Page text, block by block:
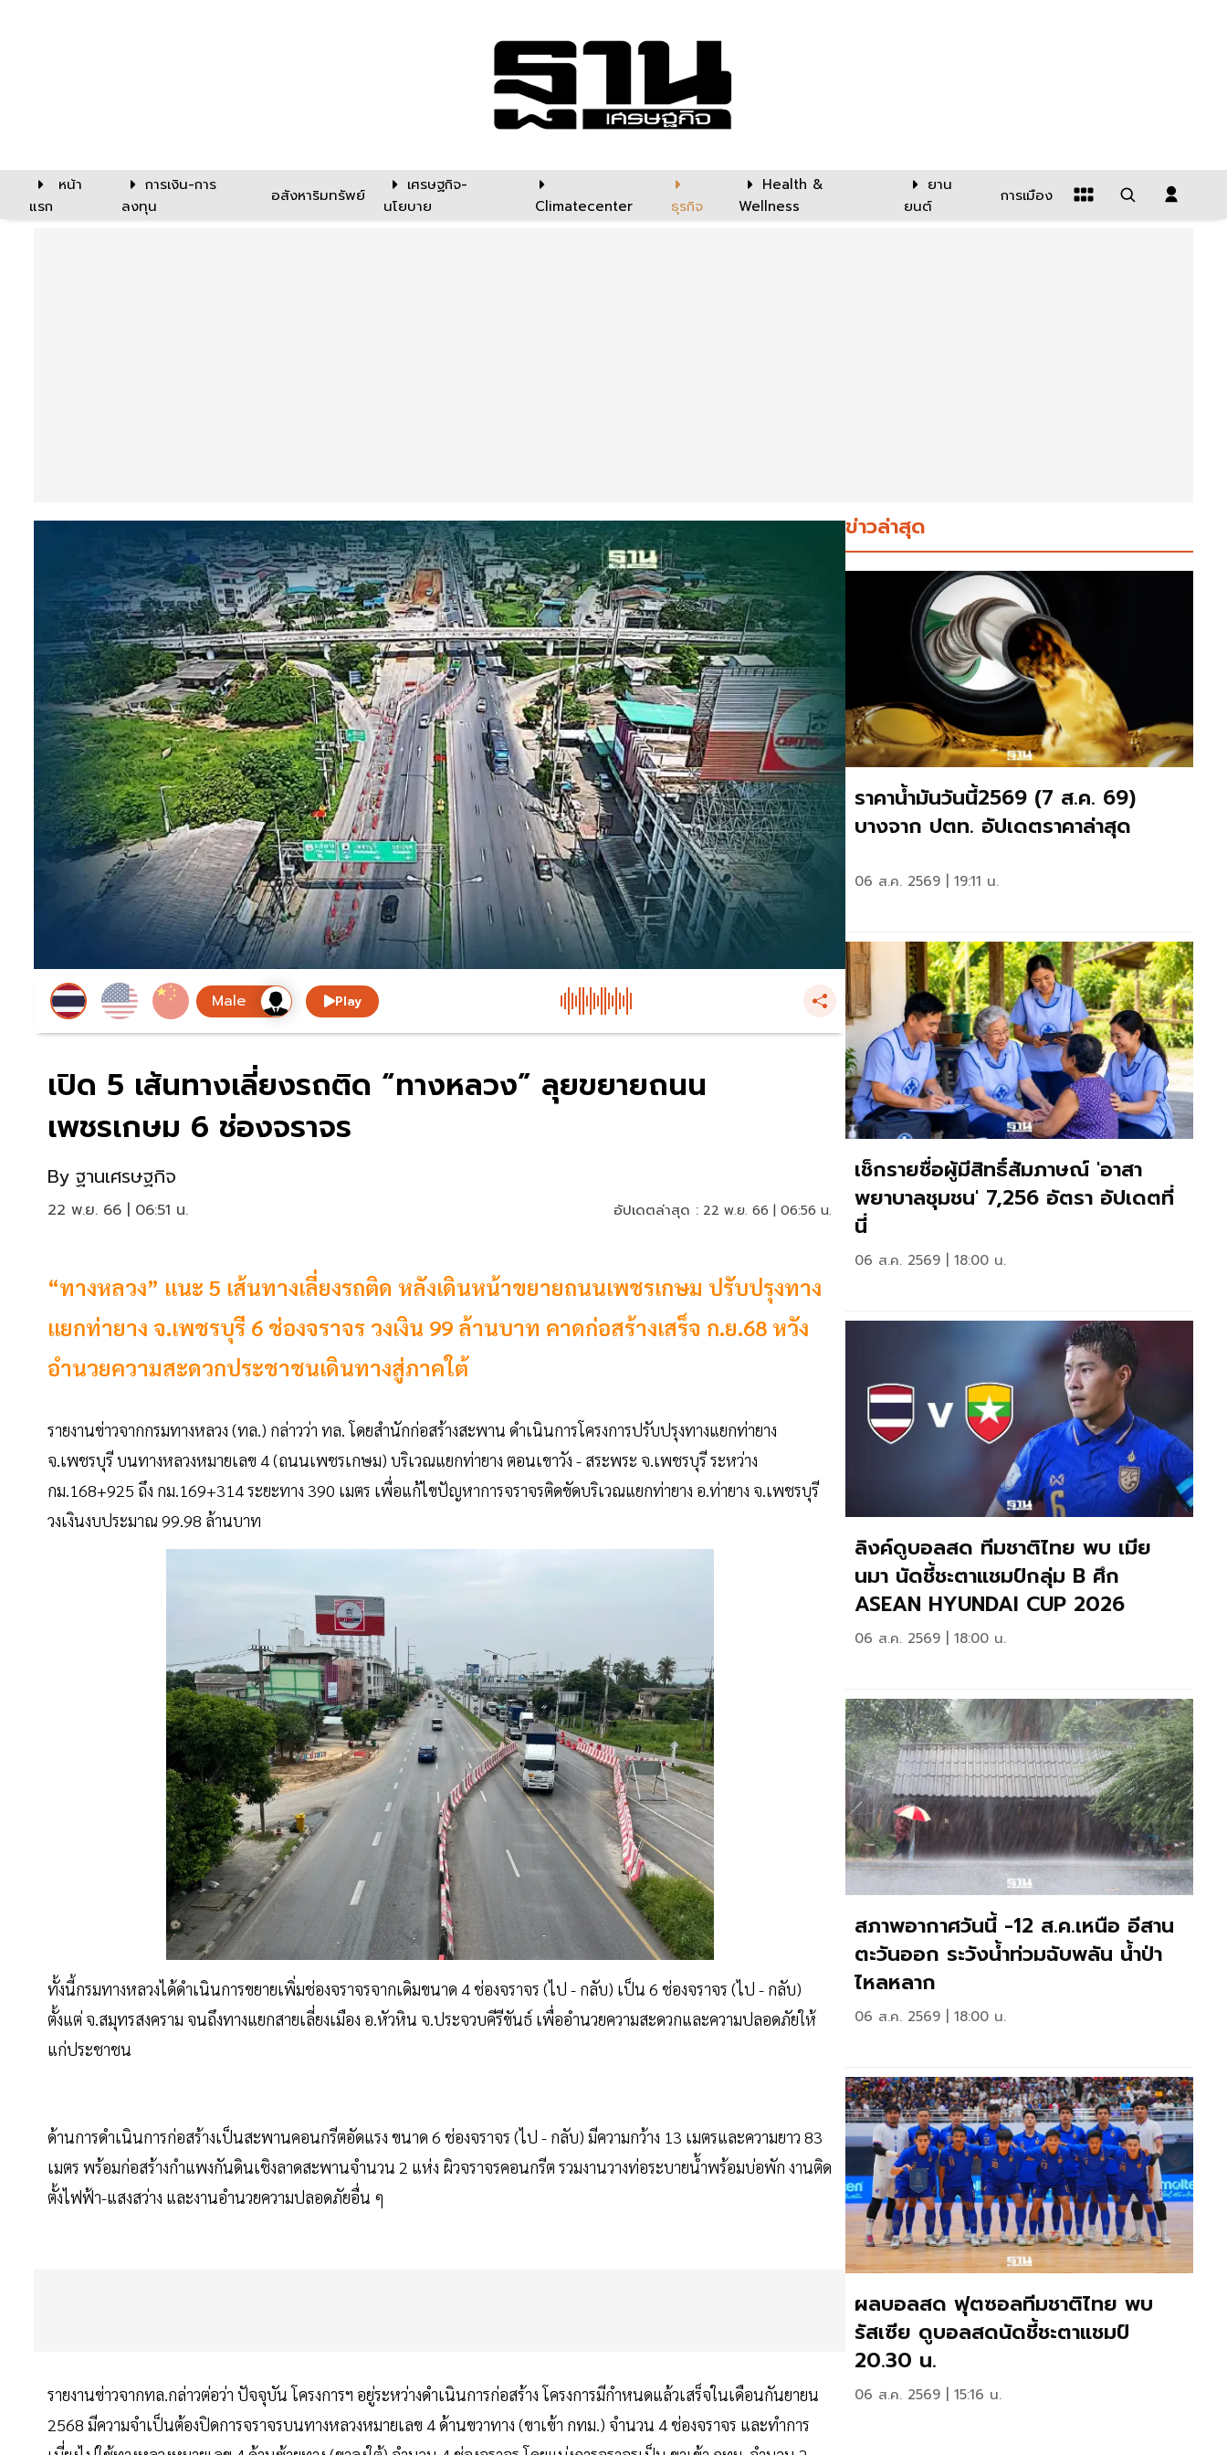
หน้า
แรก
การเงิน-การ
ลงทุน
อสังหาริมทรัพย์
เศรษฐกิจ-
นโยบาย
Climatecenter ธุรกิจ
Health &
Wellness
ยาน
ยนต์
การเมือง
Play
เปิด 5 เส้นทางเลี่ยงรถติด “ทางหลวง” ลุยขยายถนน
เพชรเกษม 6 ช่องจราจร
By ฐานเศรษฐกิจ
22 พ.ย. 66 | 06:51 น. อัปเดตล่าสุด : 22 พ.ย. 66 | 06:56 น.
“ทางหลวง” แนะ 5 เส้นทางเลี่ยงรถติด หลังเดินหน้าขยายถนนเพชรเกษม ปรับปรุงทาง
แยกท่ายาง จ.เพชรบุรี 6 ช่องจราจร วงเงิน 99 ล้านบาท คาดก่อสร้างเสร็จ ก.ย.68 หวัง
อำนวยความสะดวกประชาชนเดินทางสู่ภาคใต้
รายงานข่าวจากกรมทางหลวง (ทล.) กล่าวว่า ทล. โดยสำนักก่อสร้างสะพาน ดำเนินการโครงการปรับปรุงทางแยกท่ายาง
จ.เพชรบุรี บนทางหลวงหมายเลข 4 (ถนนเพชรเกษม) บริเวณแยกท่ายาง ตอนเขาวัง - สระพระ จ.เพชรบุรี ระหว่าง
กม.168+925 ถึง กม.169+314 ระยะทาง 390 เมตร เพื่อแก้ไขปัญหาการจราจรติดขัดบริเวณแยกท่ายาง อ.ท่ายาง จ.เพชรบุรี
วงเงินงบประมาณ 99.98 ล้านบาท
ทั้งนี้กรมทางหลวงได้ดำเนินการขยายเพิ่มช่องจราจรจากเดิมขนาด 4 ช่องจราจร (ไป - กลับ) เป็น 6 ช่องจราจร (ไป - กลับ)
ตั้งแต่ จ.สมุทรสงคราม จนถึงทางแยกสายเลี่ยงเมือง อ.หัวหิน จ.ประจวบคีรีขันธ์ เพื่ออำนวยความสะดวกและความปลอดภัยให้
แก่ประชาชน
ด้านการดำเนินการก่อสร้างเป็นสะพานคอนกรีตอัดแรง ขนาด 6 ช่องจราจร (ไป - กลับ) มีความกว้าง 13 เมตรและความยาว 83
เมตร พร้อมก่อสร้างกำแพงกันดินเชิงลาดสะพานจำนวน 2 แห่ง ผิวจราจรคอนกรีต รวมงานวางท่อระบายน้ำพร้อมบ่อพัก งานติด
ตั้งไฟฟ้า-แสงสว่าง และงานอำนวยความปลอดภัยอื่น ๆ
รายงานข่าวจากทล.กล่าวต่อว่า ปัจจุบัน โครงการฯ อยู่ระหว่างดำเนินการก่อสร้าง โครงการมีกำหนดแล้วเสร็จในเดือนกันยายน
2568 มีความจำเป็นต้องปิดการจราจรบนทางหลวงหมายเลข 4 ด้านขวาทาง (ขาเข้า กทม.) จำนวน 4 ช่องจราจร และทำการ
ข่าวล่าสุด
ราคาน้ำมันวันนี้2569 (7 ส.ค. 69)
บางจาก ปตท. อัปเดตราคาล่าสุด
06 ส.ค. 2569 | 19:11 น.
เช็กรายชื่อผู้มีสิทธิ์สัมภาษณ์ 'อาสา
พยาบาลชุมชน' 7,256 อัตรา อัปเดตที่
นี่
06 ส.ค. 2569 | 18:00 น.
ลิงค์ดูบอลสด ทีมชาติไทย พบ เมีย
นมา นัดชี้ชะตาแชมป์กลุ่ม B ศึก
ASEAN HYUNDAI CUP 2026
06 ส.ค. 2569 | 18:00 น.
สภาพอากาศวันนี้ -12 ส.ค.เหนือ อีสาน
ตะวันออก ระวังน้ำท่วมฉับพลัน น้ำป่า
ไหลหลาก
06 ส.ค. 2569 | 18:00 น.
ผลบอลสด ฟุตซอลทีมชาติไทย พบ
รัสเซีย ดูบอลสดนัดชี้ชะตาแชมป์
20.30 น.
06 ส.ค. 2569 | 15:16 น.